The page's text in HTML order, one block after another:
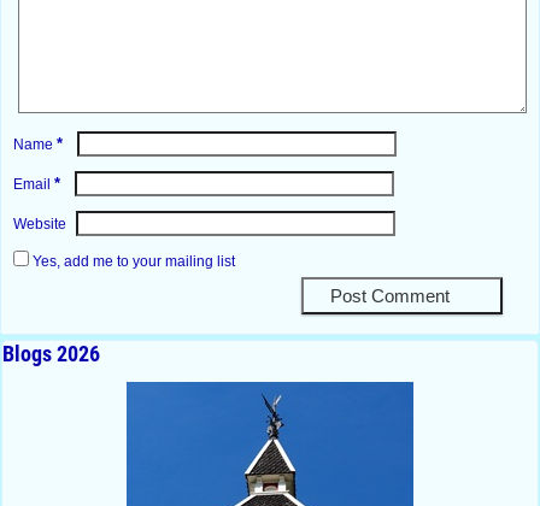
Name *
Email *
Website
Yes, add me to your mailing list
Blogs 2026